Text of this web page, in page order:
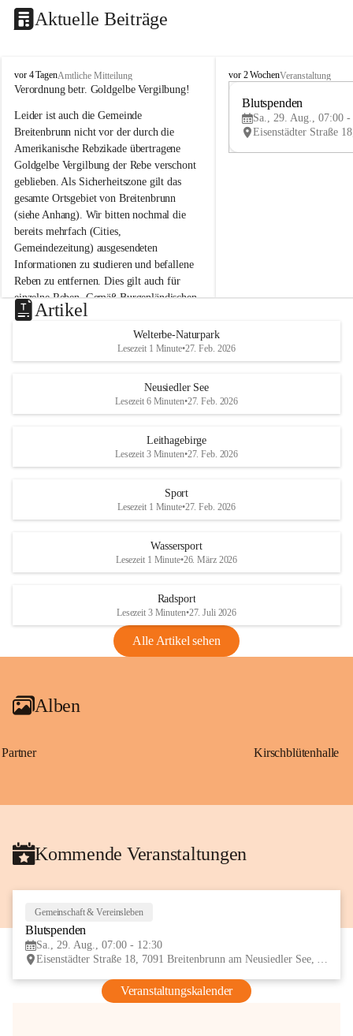
Aktuelle Beiträge
B
r
i
t
e
n
b
r
u
n
n
a
m
N
e
u
s
d
S
vor 4 TagenAmtliche Mitteilung
Verordnung betr. Goldgelbe Vergilbung!
Leider ist auch die Gemeinde
Breitenbrunn nicht vor der durch die
Amerikanische Rebzikade übertragene
Goldgelbe Vergilbung der Rebe verschont
geblieben. Als Sicherheitszone gilt das
gesamte Ortsgebiet von Breitenbrunn
(siehe Anhang). Wir bitten nochmal die
bereits mehrfach (Cities,
Gemeindezeitung) ausgesendeten
Informationen zu studieren und befallene
Reben zu entfernen. Dies gilt auch für
einzelne Reben. Gemäß Burgenländischen
Weinbaugesetz sind nicht gepflegte oder
unzulässige Weingärten zu roden! Bitte
helfen wir zusammen um unsere Winzer
vor den prognostizierten Ernteausfällen
und den daraus folgenden wirtschaftlichen
Maßnahmen zur Bekämpfung
Rebe und der Amerikanischen
Anhang VBl. EU Nr. 18
1 Seite•1,4 MB
VBl. EU Nr. 18_2026
B
e
u
e
d
r
S
vor 2 WochenVeranstaltung
Blutspenden
Sa., 29. Aug., 07:00 -
Artikel
Welterbe-Naturpark
Lesezeit 1 Minute•27. Feb. 2026
Neusiedler See
Lesezeit 6 Minuten•27. Feb. 2026
Leithagebirge
Lesezeit 3 Minuten•27. Feb. 2026
Sport
Lesezeit 1 Minute•27. Feb. 2026
Wassersport
Lesezeit 1 Minute•26. März 2026
Radsport
Lesezeit 3 Minuten•27. Juli 2026
Alle Artikel sehen
Alben
Partner Kirschblütenhalle
Kommende Veranstaltungen
Gemeinschaft & Vereinsleben
Blutspenden
Sa., 29. Aug., 07:00 - 12:30
Eisenstädter Straße 18, 7091 Breitenbrunn am Neusiedler See, AUT
Veranstaltungskalender